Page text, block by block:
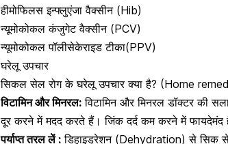
हीमोफिलस इन्फ्लुएंजावैक्सीन(Hib)
न्यूमोकोकल कंजुगेट वैक्सीन (PCV)
न्यूमोकोकल पॉलीसेकेराइड टीका(PPV)
घरेलू उपचार
सिकल सेल रोग के घरेलू उपचार क्या है? (Home
विटामिन और मिनरल: विटामिन और मिनरल डॉक्टर की
दूर करने में मदद करते हैं। जिंक दर्द कम करने में फायदेमंद
पर्याप्त तरल लें : डिहाइड्रेशन (Dehydration) से सिक